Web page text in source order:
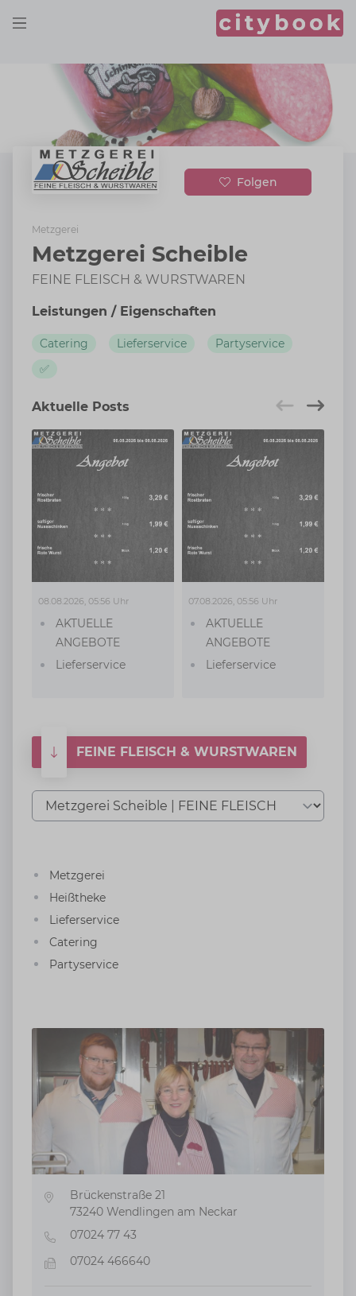
Folgen
Metzgerei
Metzgerei Scheible
FEINE FLEISCH & WURSTWAREN
Leistungen / Eigenschaften
Catering Lieferservice
Partyservice
✅
Aktuelle Posts
08.08.2026, 05:56 Uhr
AKTUELLE
ANGEBOTE
Lieferservice
Partyservice
07.08.2026, 05:56 Uhr
AKTUELLE
ANGEBOTE
Lieferservice
Partyservice
FEINE FLEISCH & WURSTWAREN
Tab auswählen
Metzgerei
Heißtheke
Lieferservice
Catering
Partyservice
AdresseBrückenstraße 21
73240 Wendlingen am Neckar
Telefon07024 77 43
Fax
07024 466640